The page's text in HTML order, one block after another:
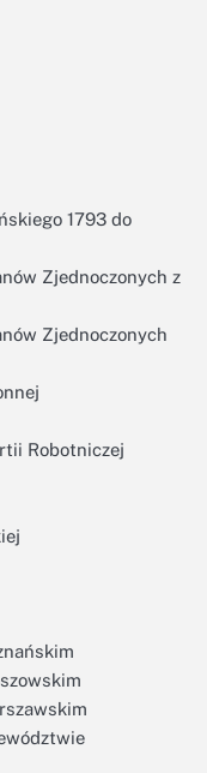
1793 do
Zjednoczonych z
Zjednoczonych
Robotniczej